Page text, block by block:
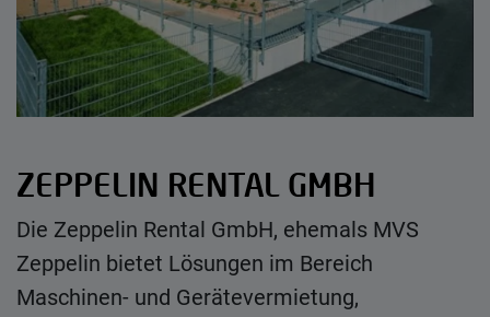
ZEPPELIN RENTAL GMBH
Die Zeppelin Rental GmbH, ehemals MVS
Zeppelin bietet Lösungen im Bereich
Maschinen- und Gerätevermietung,